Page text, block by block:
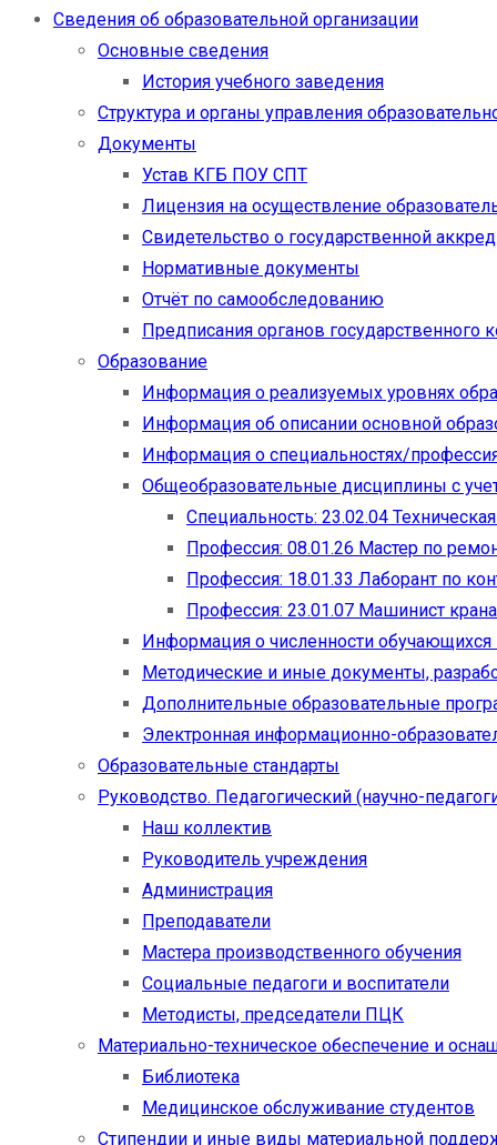
Сведения об образовательной организации
Основные сведения
История учебного заведения
Структура и органы управления
Документы
Устав КГБ ПОУ СПТ
Лицензия на осуществление
Свидетельство о государственной
Нормативные документы
Отчёт по самообследованию
Предписания органов государственного
Образование
Информация о реализуемых уровнях
Информация об описании основной
Информация о специальностях/
Общеобразовательные дисциплины с
Специальность: 23.02.04
Профессия: 08.01.26 Мастер по
Профессия: 18.01.33 Лаборант по
Профессия: 23.01.07 Машинист
Информация о численности
Методические и иные документы,
Дополнительные образовательные
Электронная информационно-
Образовательные стандарты
Руководство. Педагогический (научно-
Наш коллектив
Руководитель учреждения
Администрация
Преподаватели
Мастера производственного обучения
Социальные педагоги и воспитатели​
Методисты, председатели ПЦК
Материально-техническое обеспечение и
Библиотека
Медицинское обслуживание студентов
Стипендии и иные виды материальной